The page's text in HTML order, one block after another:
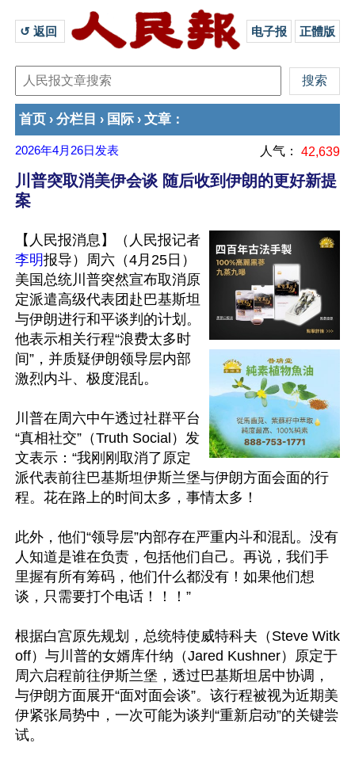
↺ 返回 电子报 正體版
首页 › 分栏目 › 国际 › 文章 ：
2026年4月26日 发表 人气： 42,639
川普突取消美伊会谈 随后收到伊朗的更好新提
案
【人民报消息】（人民报记者
李明报导）周六（4月25日）
美国总统川普突然宣布取消原
定派遣高级代表团赴巴基斯坦
与伊朗进行和平谈判的计划。
他表示相关行程“浪费太多时
间”，并质疑伊朗领导层内部
激烈内斗、极度混乱。
川普在周六中午透过社群平台
“真相社交”（Truth Social）发
文表示：“我刚刚取消了原定
派代表前往巴基斯坦伊斯兰堡与伊朗方面会面的行
程。花在路上的时间太多，事情太多！
此外，他们“领导层”内部存在严重内斗和混乱。没有
人知道是谁在负责，包括他们自己。再说，我们手
里握有所有筹码，他们什么都没有！如果他们想
谈，只需要打个电话！！！”
根据白宫原先规划，总统特使威特科夫（Steve Witk
off）与川普的女婿库什纳（Jared Kushner）原定于
周六启程前往伊斯兰堡，透过巴基斯坦居中协调，
与伊朗方面展开“面对面会谈”。该行程被视为近期美
伊紧张局势中，一次可能为谈判“重新启动”的关键尝
试。